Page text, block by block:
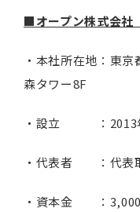
■オープン株式会社
・本社所在地：東
森タワー8F
・設立 ：2013
・代表者 ：代表
・資本金 ：3,000